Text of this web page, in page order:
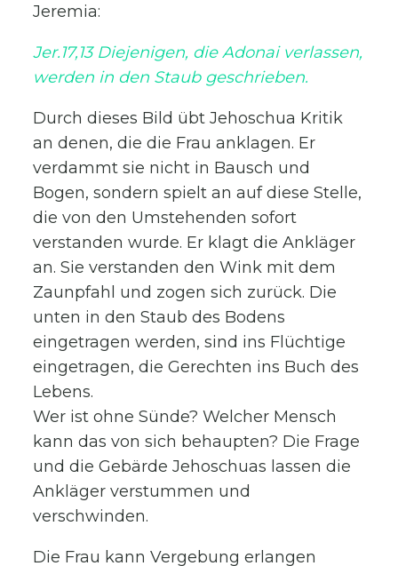
Jeremia:
Jer.17,13 Diejenigen, die Adonai verlassen,
werden in den Staub geschrieben.
Durch dieses Bild übt Jehoschua Kritik
an denen, die die Frau anklagen. Er
verdammt sie nicht in Bausch und
Bogen, sondern spielt an auf diese Stelle,
die von den Umstehenden sofort
verstanden wurde. Er klagt die Ankläger
an. Sie verstanden den Wink mit dem
Zaunpfahl und zogen sich zurück. Die
unten in den Staub des Bodens
eingetragen werden, sind ins Flüchtige
eingetragen, die Gerechten ins Buch des
Lebens.
Wer ist ohne Sünde? Welcher Mensch
kann das von sich behaupten? Die Frage
und die Gebärde Jehoschuas lassen die
Ankläger verstummen und
verschwinden.
Die Frau kann Vergebung erlangen